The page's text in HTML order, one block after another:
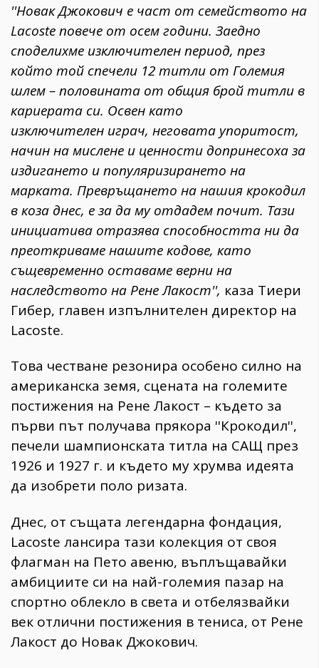
''Новак Джокович е част от семейството на
Lacoste повече от осем години. Заедно
споделихме изключителен период, през
който той спечели 12 титли от Големия
шлем – половината от общия брой титли в
кариерата си. Освен като
изключителен играч, неговата упоритост,
начин на мислене и ценности допринесоха за
издигането и популяризирането на
марката. Превръщането на нашия крокодил
в коза днес, е за да му отдадем почит. Тази
инициатива отразява способността ни да
преоткриваме нашите кодове, като
същевременно оставаме верни на
наследството на Рене Лакост'', каза Тиери
Гибер, главен изпълнителен директор на
Lacoste.
Това честване резонира особено силно на
американска земя, сцената на големите
постижения на Рене Лакост – където за
първи път получава прякора ''Крокодил'',
печели шампионската титла на САЩ през
1926 и 1927 г. и където му хрумва идеята
да изобрети поло ризата.
Днес, от същата легендарна фондация,
Lacoste лансира тази колекция от своя
флагман на Пето авеню, въплъщавайки
амбициите си на най-големия пазар на
спортно облекло в света и отбелязвайки
век отлични постижения в тениса, от Рене
Лакост до Новак Джокович.